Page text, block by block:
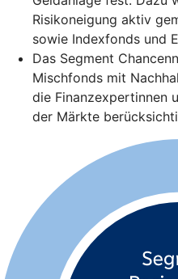
Risikoneigung aktiv
sowie Indexfonds und
Das Segment
Mischfonds mit
die Finanzexpertinnen
der Märkte